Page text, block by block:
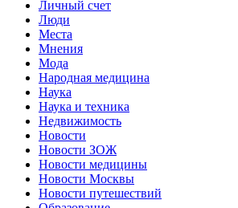
Личный счет
Люди
Места
Мнения
Мода
Народная медицина
Наука
Наука и техника
Недвижимость
Новости
Новости ЗОЖ
Новости медицины
Новости Москвы
Новости путешествий